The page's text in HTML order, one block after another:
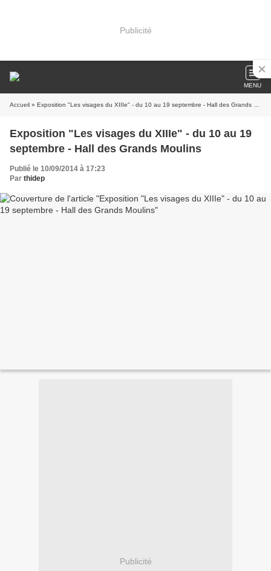
Publicité
MENU
Accueil » Exposition "Les visages du XIIIe" - du 10 au 19 septembre - Hall des Grands Moulins
Exposition "Les visages du XIIIe" - du 10 au 19
septembre - Hall des Grands Moulins
Publié le 10/09/2014 à 17:23
Par thidep
Publicité